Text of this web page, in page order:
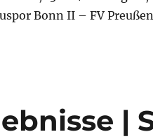
Bonn II – FV
|